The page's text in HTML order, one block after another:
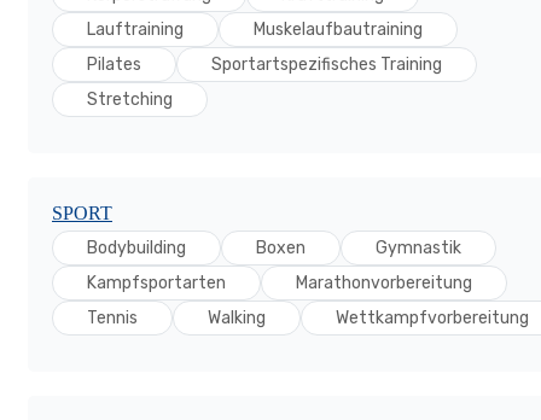
Lauftraining
Muskelaufbautraining
Pilates
Sportartspezifisches Training
Stretching
SPORT
Bodybuilding
Boxen
Gymnastik
Kampfsportarten
Marathonvorbereitung
Tennis
Walking Wettkampfvorbereitung